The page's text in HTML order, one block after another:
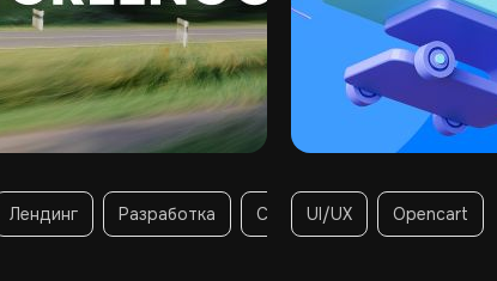
Лендинг Разработка CreatiumUI/UX Opencart